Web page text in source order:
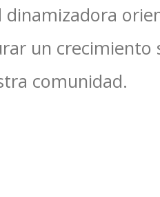
dinamizadora
un crecimiento
comunidad.